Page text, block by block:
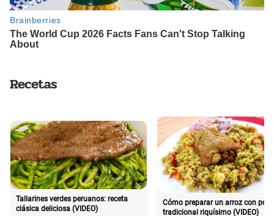
Recetas
Tallarines verdes peruanos: receta
clásica deliciosa (VIDEO)
Cómo preparar un arroz con pollo
tradicional riquísimo (VIDEO)